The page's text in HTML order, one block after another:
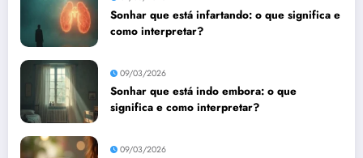
Sonhar que está infartando: o que significa e
como interpretar?
09/03/2026
Sonhar que está indo embora: o que
significa e como interpretar?
09/03/2026